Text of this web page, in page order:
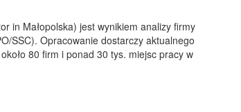
in Małopolska) jest wynikiem analizy firmy
SSC). Opracowanie dostarczy aktualnego
80 firm i ponad 30 tys. miejsc pracy w